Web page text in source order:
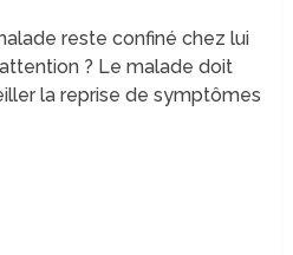
reste confiné chez lui
? Le malade doit
la reprise de symptômes